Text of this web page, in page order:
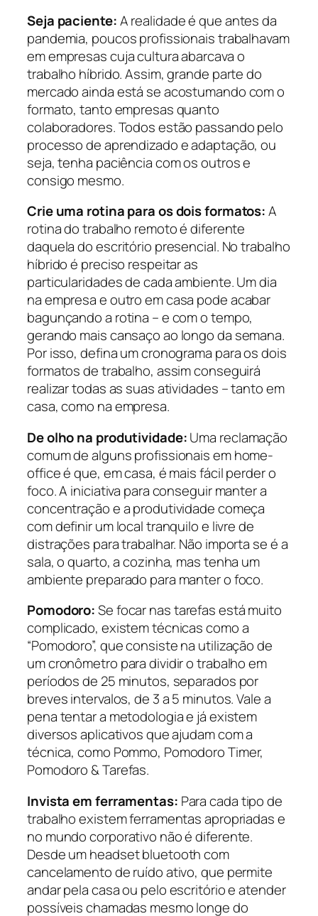
Seja paciente:A realidade é que antes da
pandemia, poucos profissionais trabalhavam
em empresas cuja cultura abarcava o
trabalho híbrido. Assim, grande parte do
mercado ainda está se acostumando com o
formato, tanto empresas quanto
colaboradores. Todos estão passando pelo
processo de aprendizado e adaptação, ou
seja, tenha paciência com os outros e
consigo mesmo.
Crie uma rotina para os dois formatos:A
rotina do trabalho remoto é diferente
daquela do escritório presencial. No trabalho
híbrido é preciso respeitar as
particularidades de cada ambiente. Um dia
na empresa e outro em casa pode acabar
bagunçando a rotina – e com o tempo,
gerando mais cansaço ao longo da semana.
Por isso, defina um cronograma para os dois
formatos de trabalho, assim conseguirá
realizar todas as suas atividades – tanto em
casa, como na empresa.
De olho na produtividade:Uma reclamação
comum de alguns profissionais em home-
office é que, em casa, é mais fácil perder o
foco. A iniciativa para conseguir manter a
concentração e a produtividade começa
com definir um local tranquilo e livre de
distrações para trabalhar. Não importa se é a
sala, o quarto, a cozinha, mas tenha um
ambiente preparado para manter o foco.
Pomodoro:Se focar nas tarefas está muito
complicado, existem técnicas como a
“Pomodoro”, que consiste na utilização de
um cronômetro para dividir o trabalho em
períodos de 25 minutos, separados por
breves intervalos, de 3 a 5 minutos. Vale a
pena tentar a metodologia e já existem
diversos aplicativos que ajudam com a
técnica, como Pommo, Pomodoro Timer,
Pomodoro & Tarefas.
Invista em ferramentas: Para cada tipo de
trabalho existem ferramentas apropriadas e
no mundo corporativo não é diferente.
Desde um headset bluetooth com
cancelamento de ruído ativo, que permite
andar pela casa ou pelo escritório e atender
possíveis chamadas mesmo longe do